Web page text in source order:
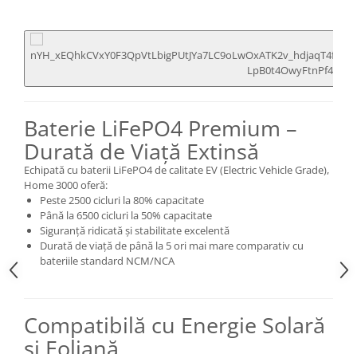
Baterie LiFePO4 Premium –
Durată de Viață Extinsă
Echipată cu baterii LiFePO4 de calitate EV (Electric Vehicle Grade),
Home 3000 oferă:
Peste 2500 cicluri la 80% capacitate
Până la 6500 cicluri la 50% capacitate
Siguranță ridicată și stabilitate excelentă
Durată de viață de până la 5 ori mai mare comparativ cu
bateriile standard NCM/NCA
Compatibilă cu Energie Solară
și Eoliană